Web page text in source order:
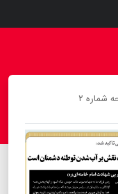
شماره ۲